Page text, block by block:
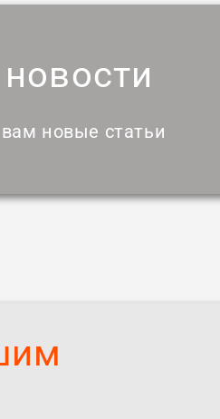
новые статьи